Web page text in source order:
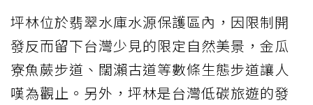
坪林位於翡翠水庫水源保護區內，因限制開
發反而留下台灣少見的限定自然美景，金瓜
寮魚蕨步道、闊瀨古道等數條生態步道讓人
嘆為觀止。另外，坪林是台灣低碳旅遊的發